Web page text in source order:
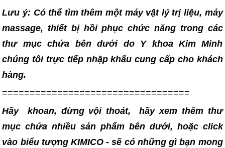
Lưu ý: Có thể tìm thêm một máy vật lý trị liệu, máy
massage, thiết bị hồi phục chức năng trong các
thư mục chứa bên dưới do Y khoa Kim Minh
chúng tôi trực tiếp nhập khẩu cung cấp cho khách
hàng.
==================================
Hãy khoan, đừng vội thoát, hãy xem thêm thư
mục chứa nhiều sản phẩm bên dưới, hoặc click
vào biểu tượng KIMICO - sẽ có những gì bạn mong